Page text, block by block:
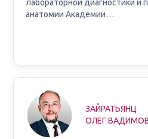
лабораторной диагностики и
анатомии Академии…
ЗАЙРАТЬЯНЦ
ОЛЕГ